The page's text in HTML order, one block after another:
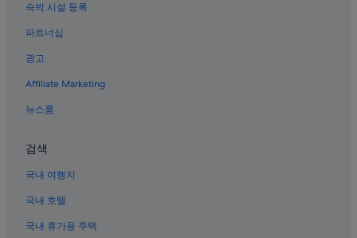
내수 호텔
충북의 수영장이 있는 호텔
충북의 빌라
운보의 집 근처 호텔
내수의 4성급 호텔
충북 호텔
오창호수공원 근처 호텔
내수의 3성급 호텔
럭키볼링장 근처 호텔
숙박 시설 등록
파트너십
광고
Affiliate Marketing
뉴스룸
검색
국내 여행지
국내 호텔
국내 휴가용 주택